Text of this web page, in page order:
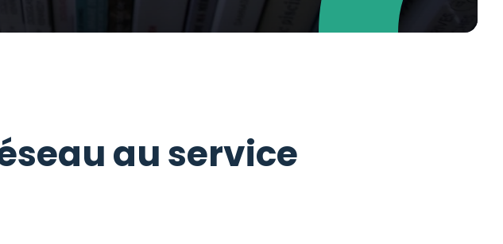
au service